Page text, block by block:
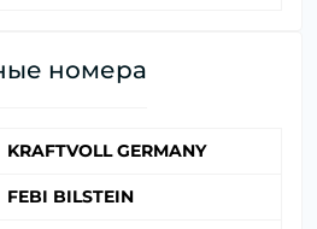
номера
KRAFTVOLL GERMANY
FEBI BILSTEIN